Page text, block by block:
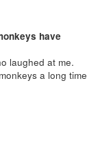
have
laughed at me.
a long time